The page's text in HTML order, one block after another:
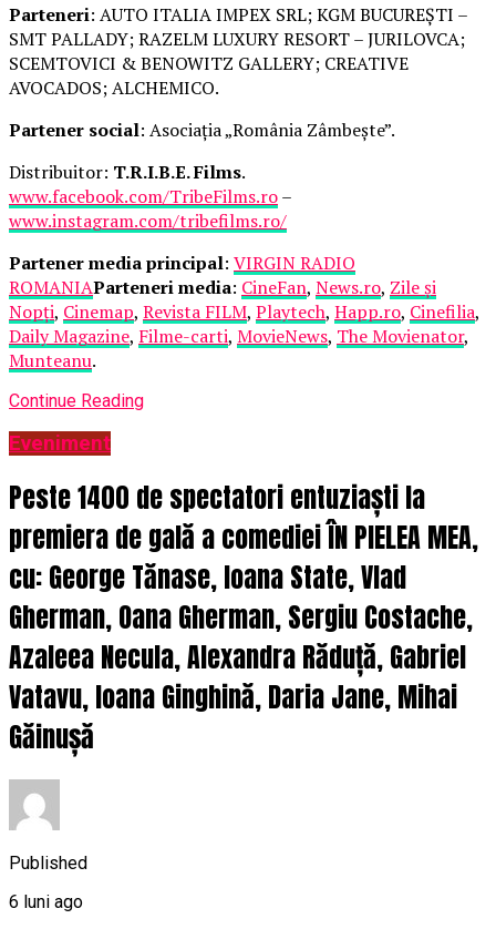
Parteneri: AUTO ITALIA IMPEX SRL; KGM BUCUREȘTI –
SMT PALLADY; RAZELM LUXURY RESORT – JURILOVCA;
SCEMTOVICI & BENOWITZ GALLERY; CREATIVE
AVOCADOS; ALCHEMICO.
Partener social: Asociația „România Zâmbește”.
Distribuitor: T.R.I.B.E. Films.
www.facebook.com/TribeFilms.ro–
www.instagram.com/tribefilms.ro/
Partener media principal: VIRGIN RADIO
ROMANIAParteneri media: CineFan, News.ro, Zile și
Nopți, Cinemap, Revista FILM, Playtech, Happ.ro, Cinefilia,
Daily Magazine, Filme-carti, MovieNews, The Movienator,
Munteanu.
Continue Reading
Eveniment
Peste 1400 de spectatori entuziaști la
premiera de gală a comediei ÎN PIELEA MEA,
cu: George Tănase, Ioana State, Vlad
Gherman, Oana Gherman, Sergiu Costache,
Azaleea Necula, Alexandra Răduță, Gabriel
Vatavu, Ioana Ginghină, Daria Jane, Mihai
Găinușă
Published
6 luni ago